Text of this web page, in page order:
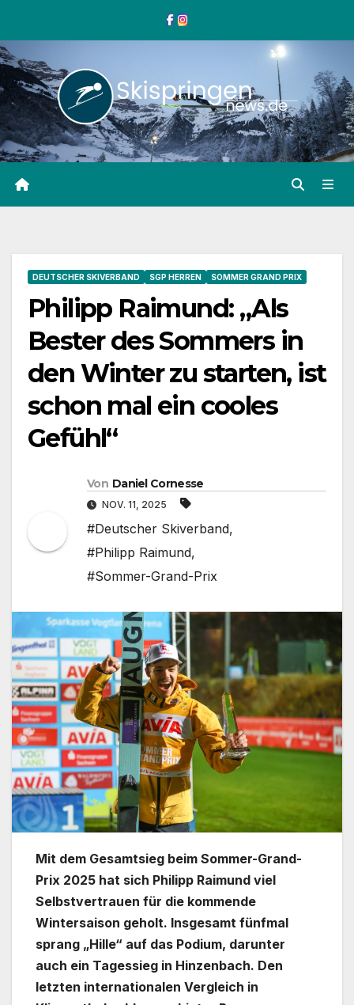
springen
DEUTSCHER SKIVERBAND SGP HERREN SOMMER GRAND PRIX
Philipp Raimund: „Als
Bester des Sommers in
den Winter zu starten, ist
schon mal ein cooles
Gefühl“
Von Daniel Cornesse
NOV. 11, 2025
#Deutscher Skiverband,
#Philipp Raimund,
#Sommer-Grand-Prix
Mit dem Gesamtsieg beim Sommer-Grand-
Prix 2025 hat sich Philipp Raimund viel
Selbstvertrauen für die kommende
Wintersaison geholt. Insgesamt fünfmal
sprang „Hille“ auf das Podium, darunter
auch ein Tagessieg in Hinzenbach. Den
letzten internationalen Vergleich in